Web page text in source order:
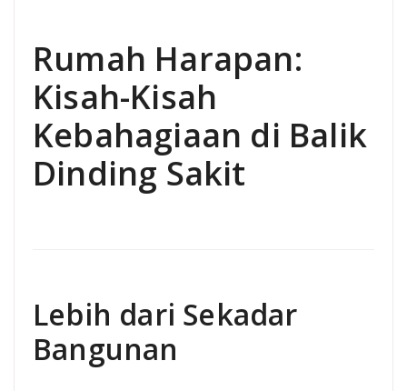
Rumah Harapan:
Kisah-Kisah
Kebahagiaan di Balik
Dinding Sakit
Lebih dari Sekadar
Bangunan